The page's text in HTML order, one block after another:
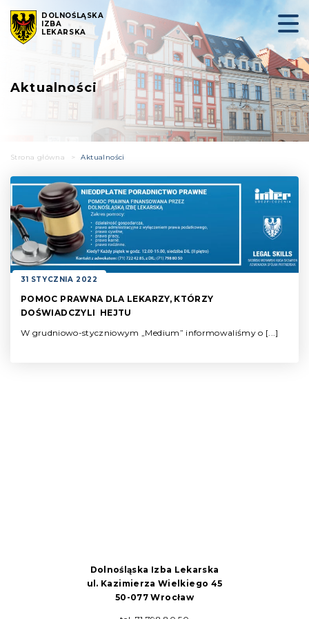
DOLNOŚLĄSKA
IZBA
LEKARSKA
Aktualności
Strona główna > Aktualności
31 STYCZNIA 2022
POMOC PRAWNA DLA LEKARZY, KTÓRZY
DOŚWIADCZYLI HEJTU
W grudniowo-styczniowym „Medium” informowaliśmy o [...]
Dolnośląska Izba Lekarska
ul. Kazimierza Wielkiego 45
50-077 Wrocław